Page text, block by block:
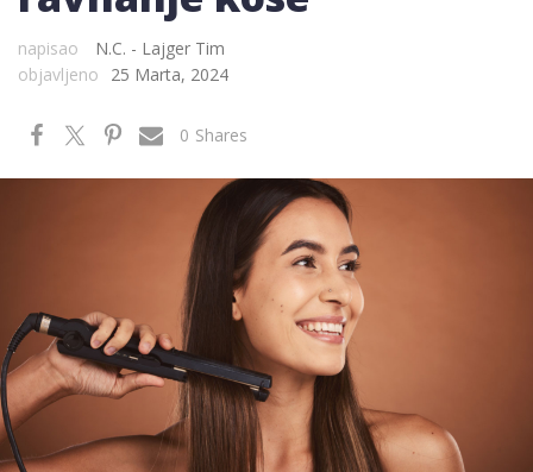
napisao
N.C. - Lajger Tim
objavljeno
25 Marta, 2024
Shares
0